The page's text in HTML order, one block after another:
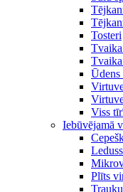
Tosteri
Ūdens
Viss
Iebūvējamā
Plīts